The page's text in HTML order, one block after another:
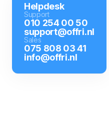
Helpdesk
Support
010 254 00 50
support@offri.nl
Sales
075 808 03 41
info@offri.nl